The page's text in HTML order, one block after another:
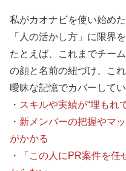
私がカオナビを使い始め
「人の活かし方」に限界
たとえば、これまでチー
の顔と名前の紐づけ、こ
曖昧な記憶でカバーして
・スキルや実績が“埋もれ
・新メンバーの把握やマ
がかかる
・「この人にPR案件を